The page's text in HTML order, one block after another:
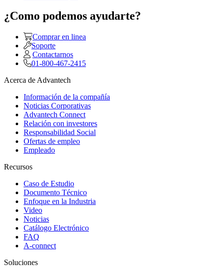
¿Como podemos ayudarte?
Comprar en linea
Soporte
Contactarnos
01-800-467-2415
Acerca de Advantech
Información de la compañía
Noticias Corporativas
Advantech Connect
Relación con investores
Responsabilidad Social
Ofertas de empleo
Empleado
Recursos
Caso de Estudio
Documento Técnico
Enfoque en la Industria
Video
Noticias
Catálogo Electrónico
FAQ
A-connect
Soluciones